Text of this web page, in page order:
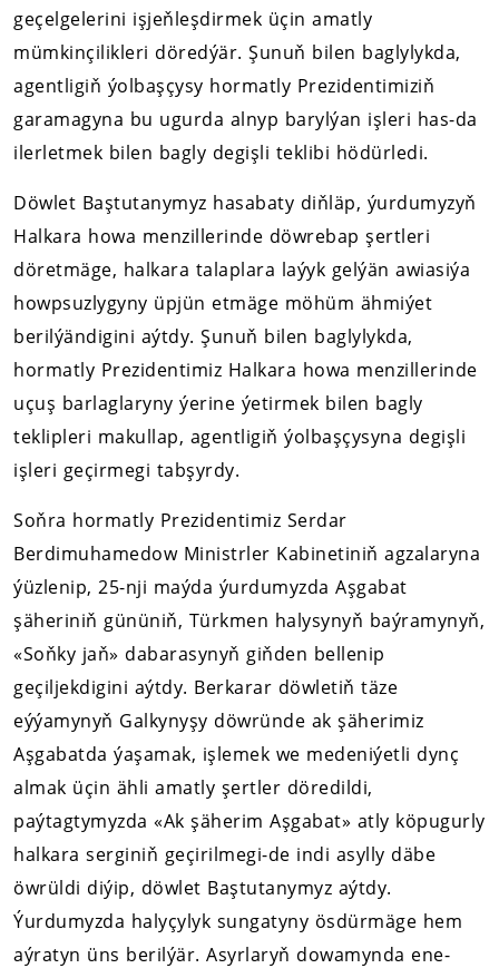
geçelgelerini işjeňleşdirmek üçin amatly
mümkinçilikleri döredýär. Şunuň bilen baglylykda,
agentligiň ýolbaşçysy hormatly Prezidentimiziň
garamagyna bu ugurda alnyp barylýan işleri has-da
ilerletmek bilen bagly degişli teklibi hödürledi.
Döwlet Baştutanymyz hasabaty diňläp, ýurdumyzyň
Halkara howa menzillerinde döwrebap şertleri
döretmäge, halkara talaplara laýyk gelýän awiasiýa
howpsuzlygyny üpjün etmäge möhüm ähmiýet
berilýändigini aýtdy. Şunuň bilen baglylykda,
hormatly Prezidentimiz Halkara howa menzillerinde
uçuş barlaglaryny ýerine ýetirmek bilen bagly
teklipleri makullap, agentligiň ýolbaşçysyna degişli
işleri geçirmegi tabşyrdy.
Soňra hormatly Prezidentimiz Serdar
Berdimuhamedow Ministrler Kabinetiniň agzalaryna
ýüzlenip, 25-nji maýda ýurdumyzda Aşgabat
şäheriniň gününiň, Türkmen halysynyň baýramynyň,
«Soňky jaň» dabarasynyň giňden bellenip
geçiljekdigini aýtdy. Berkarar döwletiň täze
eýýamynyň Galkynyşy döwründe ak şäherimiz
Aşgabatda ýaşamak, işlemek we medeniýetli dynç
almak üçin ähli amatly şertler döredildi,
paýtagtymyzda «Ak şäherim Aşgabat» atly köpugurly
halkara serginiň geçirilmegi-de indi asylly däbe
öwrüldi diýip, döwlet Baştutanymyz aýtdy.
Ýurdumyzda halyçylyk sungatyny ösdürmäge hem
aýratyn üns berilýär. Asyrlaryň dowamynda ene-